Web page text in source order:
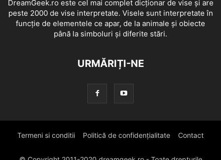
DreamGeek.ro este cel mai complet dicționar de vise și are
peste 2000 de vise interpretate. Visele sunt interpretate în
funcție de elementele ce apar, de la animale și obiecte
până la simboluri și diferite stări.
URMĂRIȚI-NE
Termeni si conditii Politică de confidențialitate Contact